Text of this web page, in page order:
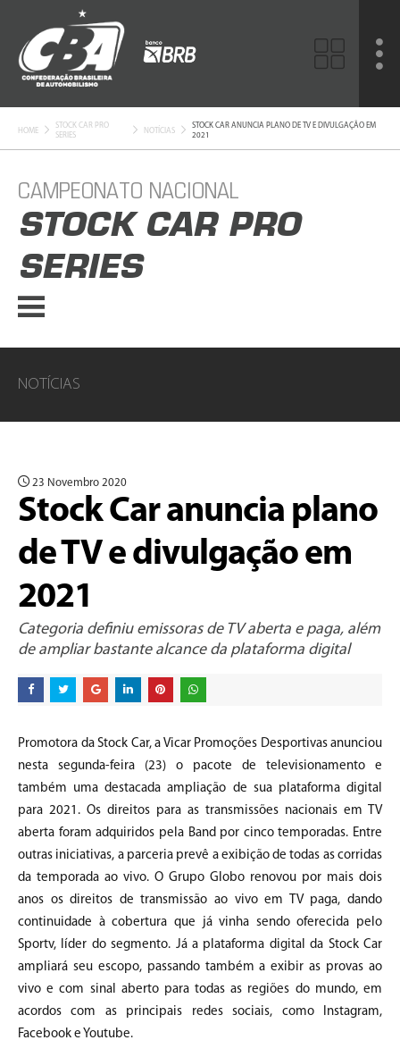
HOME
STOCK CAR PRO
SERIES
NOTÍCIAS
STOCK CAR ANUNCIA PLANO DE TV E DIVULGAÇÃO EM
2021
CAMPEONATO NACIONAL
STOCK CAR PRO
SERIES
NOTÍCIAS
23 Novembro 2020
Stock Car anuncia plano
de TV e divulgação em
2021
Categoria definiu emissoras de TV aberta e paga, além
de ampliar bastante alcance da plataforma digital
Promotora da Stock Car, a Vicar Promoções Desportivas anunciou
nesta segunda-feira (23) o pacote de televisionamento e
também uma destacada ampliação de sua plataforma digital
para 2021. Os direitos para as transmissões nacionais em TV
aberta foram adquiridos pela Band por cinco temporadas. Entre
outras iniciativas, a parceria prevê a exibição de todas as corridas
da temporada ao vivo. O Grupo Globo renovou por mais dois
anos os direitos de transmissão ao vivo em TV paga, dando
continuidade à cobertura que já vinha sendo oferecida pelo
Sportv, líder do segmento. Já a plataforma digital da Stock Car
ampliará seu escopo, passando também a exibir as provas ao
vivo e com sinal aberto para todas as regiões do mundo, em
acordos com as principais redes sociais, como Instagram,
Facebook e Youtube.